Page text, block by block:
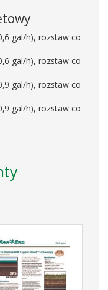
gal/h), rozstaw co
gal/h), rozstaw co
gal/h), rozstaw co
gal/h), rozstaw co